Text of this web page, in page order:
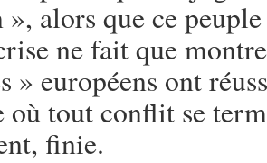
», alors que ce
ne fait que
» européens ont
où tout conflit se
finie.